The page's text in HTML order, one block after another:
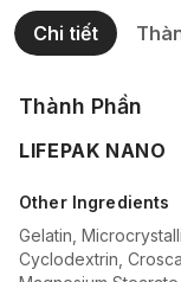
Chi tiết
Thành Phần
LIFEPAK NANO
Other Ingredients
Gelatin,
Cyclodextrin,